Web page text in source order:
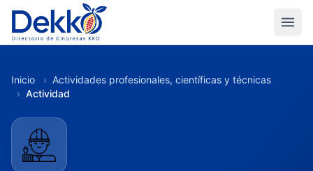
Inicio › Actividades profesionales, científicas y técnicas
› Actividad